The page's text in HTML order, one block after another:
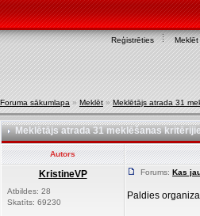
Reģistrēties Meklēt
Foruma sākumlapa » Meklēt » Meklētājs atrada 31
Meklētājs atrada 31 meklēšanas
Autors
KristineVP
Atbildes: 28
Skatīts: 69230
Forums: Kas
Paldies